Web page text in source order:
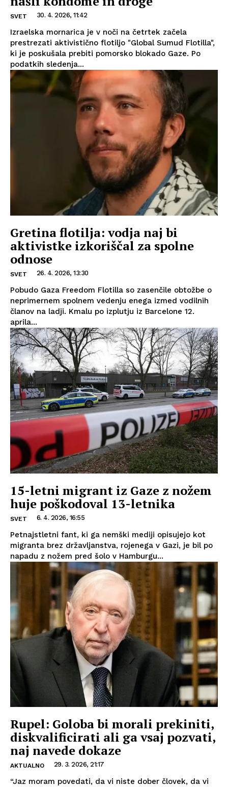
SVET 30. 4. 2026, 11:42
Izraelska mornarica je v noči na četrtek začela
prestrezati aktivistično flotiljo "Global Sumud Flotilla",
ki je poskušala prebiti pomorsko blokado Gaze. Po
podatkih sledenja...
Gretina flotilja: vodja naj bi
aktivistke izkoriščal za spolne
odnose
SVET 26. 4. 2026, 13:30
Pobudo Gaza Freedom Flotilla so zasenčile obtožbe o
neprimernem spolnem vedenju enega izmed vodilnih
članov na ladji. Kmalu po izplutju iz Barcelone 12.
aprila...
15-letni migrant iz Gaze z nožem
huje poškodoval 13-letnika
SVET 6. 4. 2026, 16:55
Petnajstletni fant, ki ga nemški mediji opisujejo kot
migranta brez državljanstva, rojenega v Gazi, je bil po
napadu z nožem pred šolo v Hamburgu...
Rupel: Goloba bi morali prekiniti,
diskvalificirati ali ga vsaj pozvati,
naj navede dokaze
AKTUALNO 29. 3. 2026, 21:17
“Jaz moram povedati, da vi niste dober človek, da vi